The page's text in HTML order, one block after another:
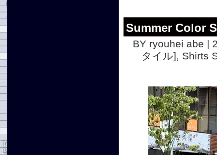
Summer Color
BY ryouhei abe |
タイル], Shirts